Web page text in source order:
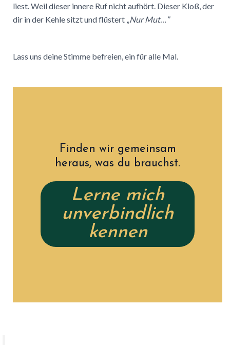
liest. Weil dieser innere Ruf nicht aufhört. Dieser Kloß, der
dir in der Kehle sitzt und flüstert „Nur Mut…”
Lass uns deine Stimme befreien, ein für alle Mal.
Finden wir gemeinsam
heraus, was du brauchst.
Lerne mich
unverbindlich
kennen